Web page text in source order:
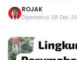
ROJAK
Diperbarui: 08 Dec